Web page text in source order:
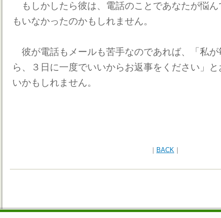
もしかしたら彼は、電話のことであなたが悩
もいなかったのかもしれません。
彼が電話もメールも苦手なのであれば、「私が
ら、３日に一度でいいからお返事をください」
いかもしれません。
｜ BACK ｜